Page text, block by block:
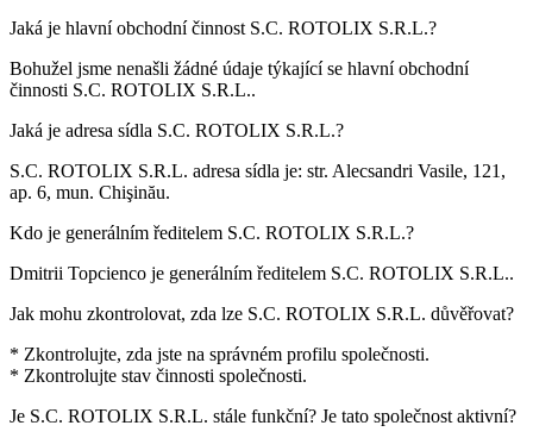
Jaká je hlavní obchodní činnost S.C. ROTOLIX S.R.L.?
Bohužel jsme nenašli žádné údaje týkající se hlavní obchodní
činnosti S.C. ROTOLIX S.R.L..
Jaká je adresa sídla S.C. ROTOLIX S.R.L.?
S.C. ROTOLIX S.R.L. adresa sídla je: str. Alecsandri Vasile, 121,
ap. 6, mun. Chişinău.
Kdo je generálním ředitelem S.C. ROTOLIX S.R.L.?
Dmitrii Topcienco je generálním ředitelem S.C. ROTOLIX S.R.L..
Jak mohu zkontrolovat, zda lze S.C. ROTOLIX S.R.L. důvěřovat?
* Zkontrolujte, zda jste na správném profilu společnosti.
* Zkontrolujte stav činnosti společnosti.
Je S.C. ROTOLIX S.R.L. stále funkční? Je tato společnost aktivní?